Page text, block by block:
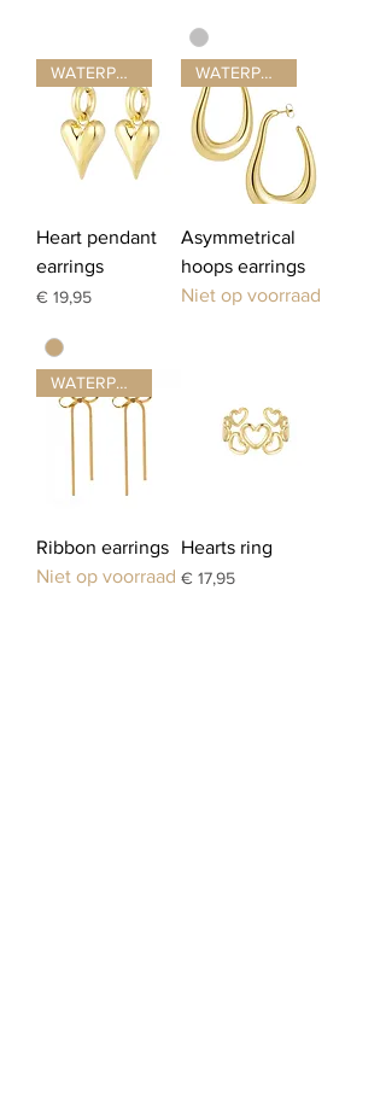
WATERPROOF ☂
Heart pendant
earrings
Prijs
€ 19,95
WATERPROOF ☂
Asymmetrical
hoops earrings
Niet op voorraad
WATERPROOF ☂
Ribbon earrings
Niet op voorraad
Hearts ring
Prijs
€ 17,95